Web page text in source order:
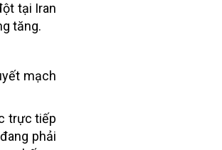
tại Iran
tăng.
mạch
trực tiếp
phải